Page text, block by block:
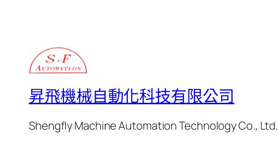
昇飛機械自動化科技有限公司
Shengfly Machine Automation Technology Co., Ltd.